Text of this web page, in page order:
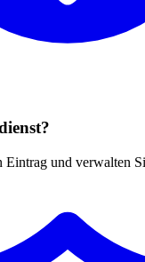
Eintrag und verwalten